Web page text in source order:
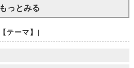
もっとみる
【テーマ】|